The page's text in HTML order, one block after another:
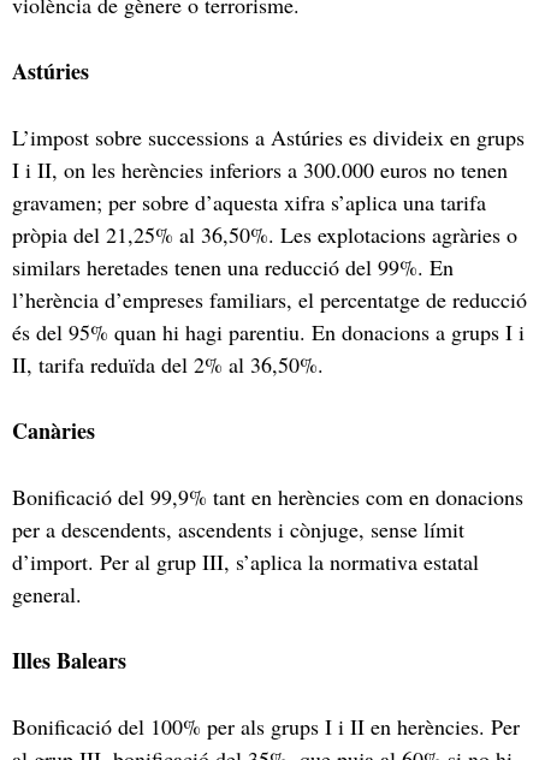
Astúries
L’impost sobre successions a Astúries es divideix en grups
I i II, on les herències inferiors a 300.000 euros no tenen
gravamen; per sobre d’aquesta xifra s’aplica una tarifa
pròpia del 21,25% al ​​36,50%. Les explotacions agràries o
similars heretades tenen una reducció del 99%. En
l’herència d’empreses familiars, el percentatge de reducció
és del 95% quan hi hagi parentiu. En donacions a grups I i
II, tarifa reduïda del 2% al 36,50%.
Canàries
Bonificació del 99,9% tant en herències com en donacions
per a descendents, ascendents i cònjuge, sense límit
d’import. Per al grup III, s’aplica la normativa estatal
general.
Illes Balears
Bonificació del 100% per als grups I i II en herències. Per